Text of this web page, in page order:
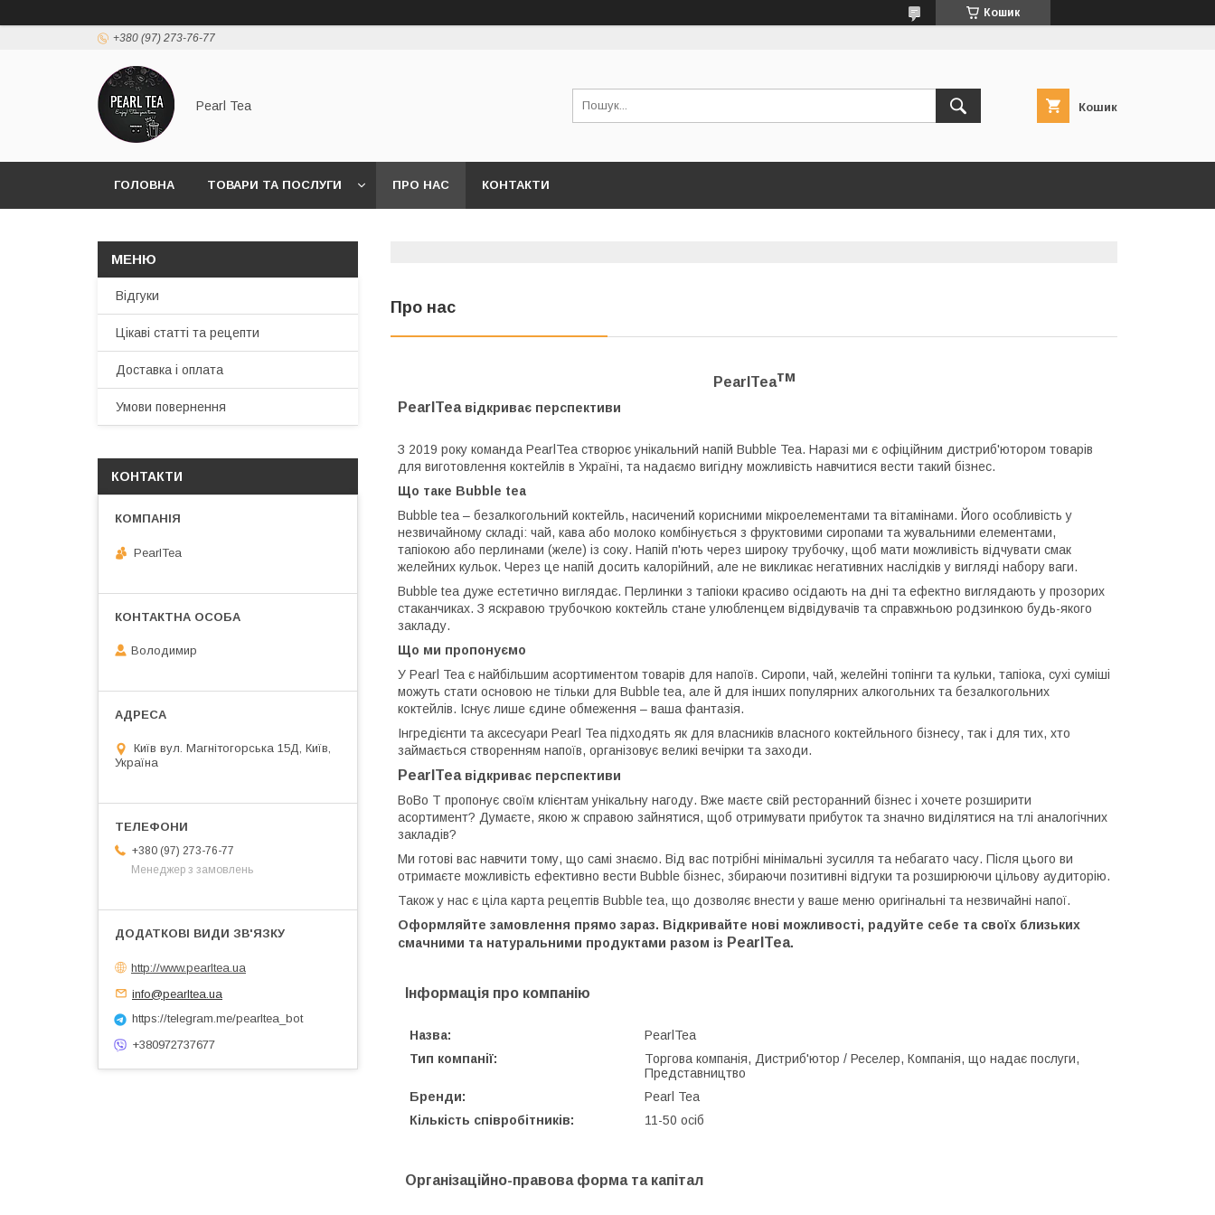
Кошик
+380 (97) 273-76-77
Pearl Tea Кошик
ГОЛОВНА ТОВАРИ ТА ПОСЛУГИ ПРО НАС КОНТАКТИ
Про нас
PearlTeaтм
PearlTeaвідкриває перспективи
З 2019 року команда PearlTea створює унікальний напій Bubble Tea. Наразі ми є офіційним дистриб'ютором товарів
для виготовлення коктейлів в Україні, та надаємо вигідну можливість навчитися вести такий бізнес.
Що таке Bubble tea
Bubble tea – безалкогольний коктейль, насичений корисними мікроелементами та вітамінами. Його особливість у
незвичайному складі: чай, кава або молоко комбінується з фруктовими сиропами та жувальними елементами,
тапіокою або перлинами (желе) із соку. Напій п'ють через широку трубочку, щоб мати можливість відчувати смак
желейних кульок. Через це напій досить калорійний, але не викликає негативних наслідків у вигляді набору ваги.
Bubble tea дуже естетично виглядає. Перлинки з тапіоки красиво осідають на дні та ефектно виглядають у прозорих
стаканчиках. З яскравою трубочкою коктейль стане улюбленцем відвідувачів та справжньою родзинкою будь-якого
закладу.
Що ми пропонуємо
У Pearl Tea є найбільшим асортиментом товарів для напоїв. Сиропи, чай, желейні топінги та кульки, тапіока, сухі суміші
можуть стати основою не тільки для Bubble tea, але й для інших популярних алкогольних та безалкогольних
коктейлів. Існує лише єдине обмеження – ваша фантазія.
Інгредієнти та аксесуари Pearl Tea підходять як для власників власного коктейльного бізнесу, так і для тих, хто
займається створенням напоїв, організовує великі вечірки та заходи.
PearlTea відкриває перспективи
BoBo T пропонує своїм клієнтам унікальну нагоду. Вже маєте свій ресторанний бізнес і хочете розширити
асортимент? Думаєте, якою ж справою зайнятися, щоб отримувати прибуток та значно виділятися на тлі аналогічних
закладів?
Ми готові вас навчити тому, що самі знаємо. Від вас потрібні мінімальні зусилля та небагато часу. Після цього ви
отримаєте можливість ефективно вести Bubble бізнес, збираючи позитивні відгуки та розширюючи цільову аудиторію.
Також у нас є ціла карта рецептів Bubble tea, що дозволяє внести у ваше меню оригінальні та незвичайні напої.
Оформляйте замовлення прямо зараз. Відкривайте нові можливості, радуйте себе та своїх близьких
смачними та натуральними продуктами разом із PearlTea.
Інформація про компанію
Назва:
PearlTea
Тип компанії:
Торгова компанія, Дистриб'ютор / Реселер, Компанія, що надає послуги,
Представництво
Бренди:
Pearl Tea
Кількість співробітників:
11-50 осіб
Організаційно-правова форма та капітал
Відгуки
Цікаві статті та рецепти
Доставка і оплата
Умови повернення
КОНТАКТИ
PearlTea
Володимир
Київ вул. Магнiтогорська 15Д, Київ,
Україна
+380 (97) 273-76-77
Менеджер з замовлень
http://www.pearltea.ua
info@pearltea.ua
https://telegram.me/pearltea_bot
+380972737677